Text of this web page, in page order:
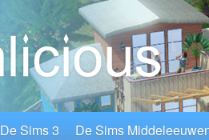
De Sims 3 De Sims